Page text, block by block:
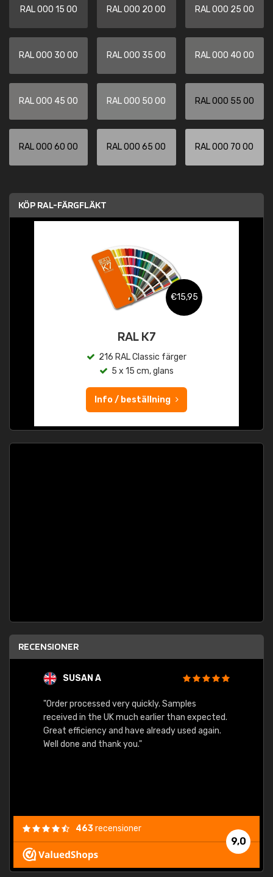
RAL 000 15 00 RAL 000 20 00 RAL 000 25 00
RAL 000 30 00 RAL 000 35 00 RAL 000 40 00
RAL 000 45 00 RAL 000 50 00 RAL 000 55 00
RAL 000 60 00 RAL 000 65 00 RAL 000 70 00
KÖP RAL-FÄRGFLÄKT
€15,95
RAL K7
216 RAL Classic färger
5 x 15 cm, glans
Info / beställning
RECENSIONER
SUSAN A
"Order processed very quickly. Samples
received in the UK much earlier than expected.
Great efficiency and have already used again.
Well done and thank you."
9,0
463recensioner